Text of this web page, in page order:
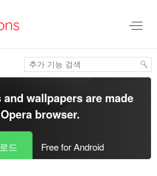
wallpapers are made
Opera browser.
드 Free for Android